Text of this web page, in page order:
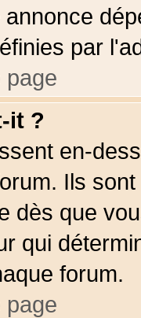
par
page
it ?
en-
Ils
dès que
qui
forum.
page